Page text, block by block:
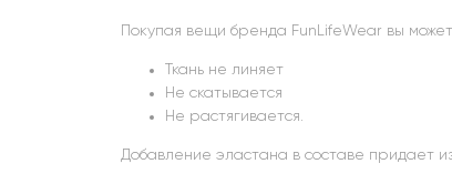
Покупая вещи бренда FunLifeWear вы
Ткань не линяет
Не скатывается
Не растягивается.
Добавление эластана в составе придает